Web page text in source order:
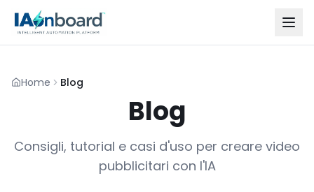
Home Blog
Blog
Consigli, tutorial e casi d'uso per creare video
pubblicitari con l'IA